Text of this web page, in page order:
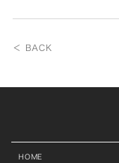
＜ BACK
HOME